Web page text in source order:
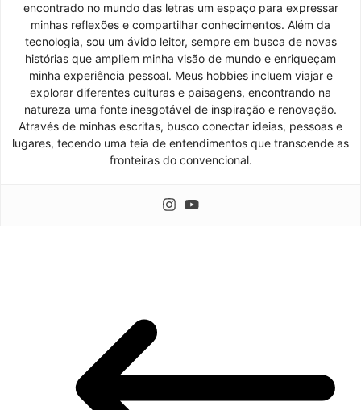
encontrado no mundo das letras um espaço para expressar
minhas reflexões e compartilhar conhecimentos. Além da
tecnologia, sou um ávido leitor, sempre em busca de novas
histórias que ampliem minha visão de mundo e enriqueçam
minha experiência pessoal. Meus hobbies incluem viajar e
explorar diferentes culturas e paisagens, encontrando na
natureza uma fonte inesgotável de inspiração e renovação.
Através de minhas escritas, busco conectar ideias, pessoas e
lugares, tecendo uma teia de entendimentos que transcende as
fronteiras do convencional.